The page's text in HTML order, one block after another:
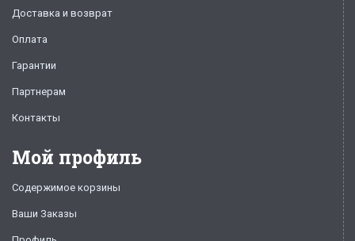
Доставка и возврат
Оплата
Гарантии
Партнерам
Контакты
Мой профиль
Содержимое корзины
Ваши Заказы